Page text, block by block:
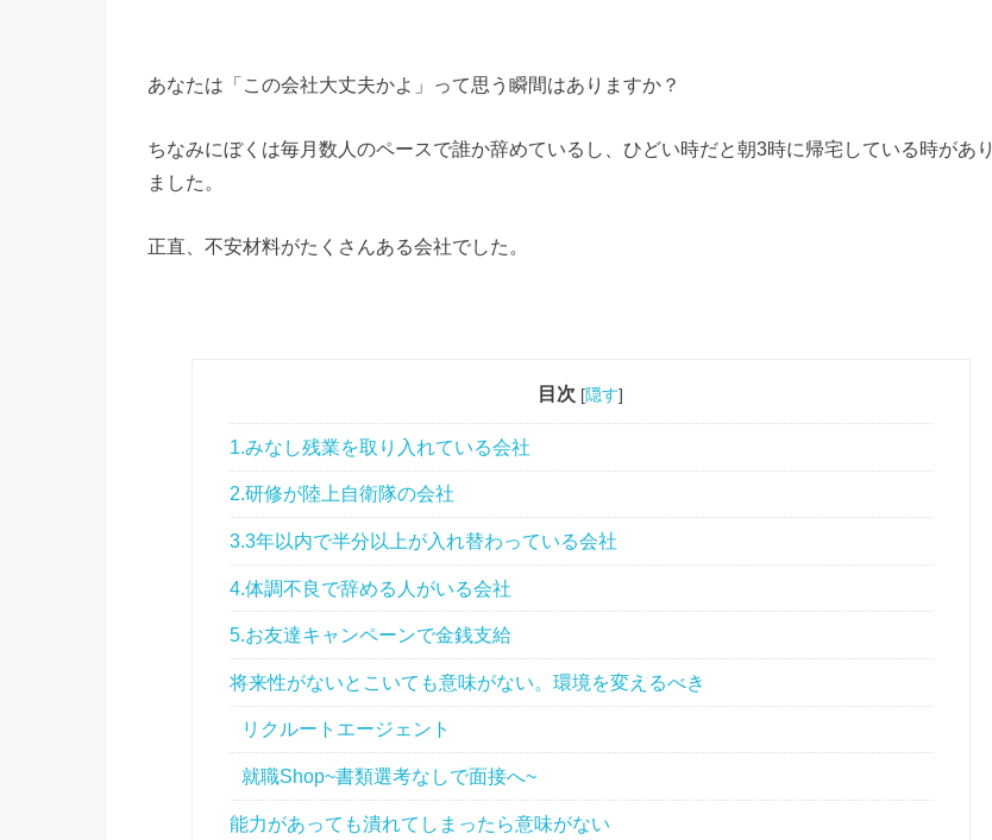
あなたは「この会社大丈夫かよ」って思う瞬間はありますか？
ちなみにぼくは毎月数人のペースで誰か辞めているし、ひどい時だと朝3時に帰宅している時があり
ました。
正直、不安材料がたくさんある会社でした。
目次 [隠す]
1.みなし残業を取り入れている会社
2.研修が陸上自衛隊の会社
3.3年以内で半分以上が入れ替わっている会社
4.体調不良で辞める人がいる会社
5.お友達キャンペーンで金銭支給
将来性がないとこいても意味がない。環境を変えるべき
リクルートエージェント
就職Shop~書類選考なしで面接へ~
能力があっても潰れてしまったら意味がない